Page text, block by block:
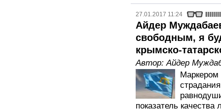
27.01.2017 11:24
Айдер
свободным, я
крымско-
Автор:Айдер
Маркером
показатель